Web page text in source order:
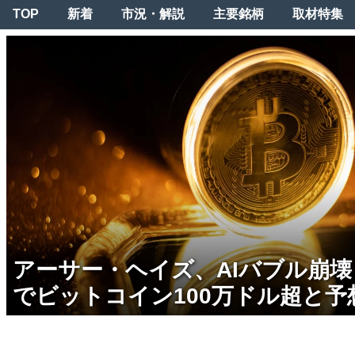
TOP 新着 市況・解説 主要銘柄 取材特集
アーサー・ヘイズ、AIバブル崩
でビットコイン100万ドル超と予